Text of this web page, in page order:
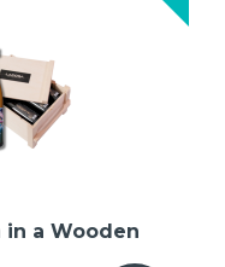
in a Wooden